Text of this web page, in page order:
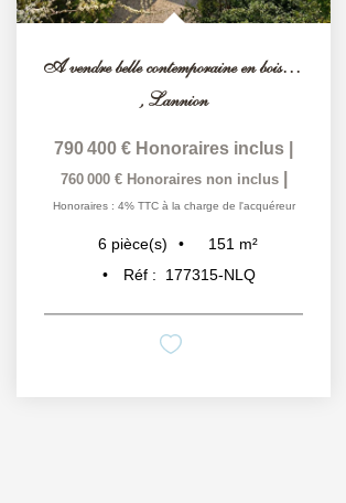
A vendre belle contemporaine en bois face à la baie Côtes...
, Lannion
790 400 € Honoraires inclus
760 000 € Honoraires non inclus
Honoraires : 4% TTC à la charge de l'acquéreur
6 pièce(s) 151 m²
Réf :
177315-NLQ